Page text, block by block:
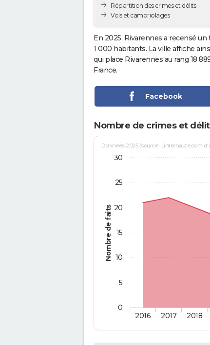
Répartition des crimes et délits
Vols et cambriolages
En 2025, Rivarennes a recensé un
1 000 habitants. La ville affiche
qui place Rivarennes au rang 18
France.
Facebook
Nombre de crimes et
Nombre de faits
Données 2025 (source : Linternaute.com
2016 2017 2018
0
5
10
15
20
25
30